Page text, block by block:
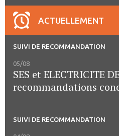
ACTUELLEMENT
SUIVI DE RECOMMANDATION
05/08
SES et ELECTRICITE
recommandations
SUIVI DE RECOMMANDATION